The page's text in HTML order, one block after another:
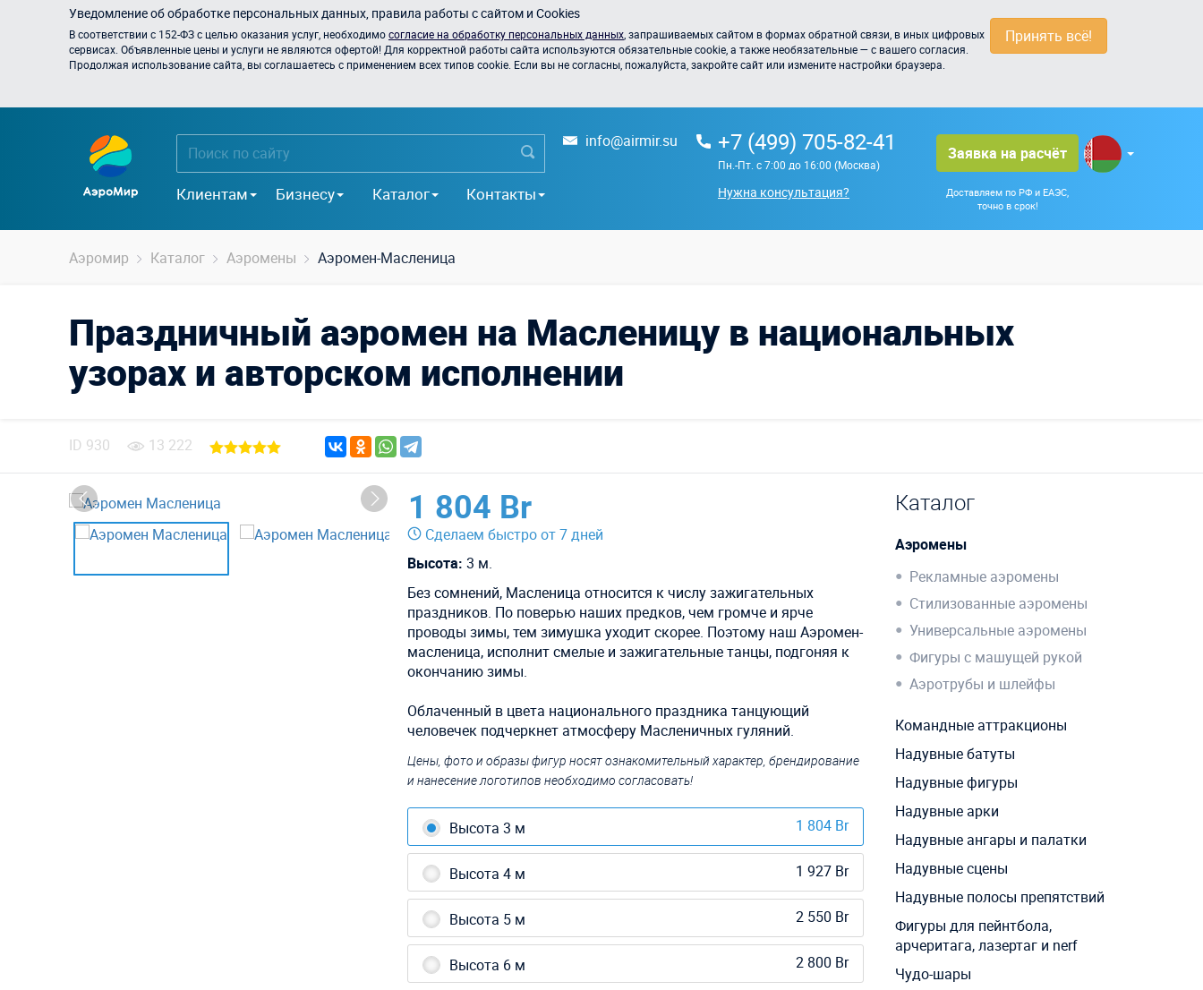
Принять всё!
Уведомление об обработке персональных данных, правила работы с сайтом и Cookies
В соответствии с 152-ФЗ с целью оказания услуг, необходимосогласие на обработку персональных данных , запрашиваемых сайтом в формах обратной связи, в иных цифровых
сервисах. Объявленные цены и услуги не являются офертой! Для корректной работы сайта используются обязательные cookie, а также необязательные — с вашего согласия.
Продолжая использование сайта, вы соглашаетесь с применением всех типов cookie. Если вы не согласны, пожалуйста, закройте сайт или измените настройки браузера.
Клиентам Бизнесу Каталог Контакты
info@airmir.su +7 (499) 705-82-41
Пн.-Пт. с 7:00 до 16:00 (Москва)
Нужна консультация?
Заявка на расчёт
Доставляем по РФ и ЕАЭС,
точно в срок!
Аэромир Каталог Аэромены Аэромен-Масленица
Праздничный аэромен на Масленицу в национальных
узорах и авторском исполнении
ID 930 13 222
1 804 Br
Сделаем быстро от 7 дней
Высота: 3 м.
Без сомнений, Масленица относится к числу зажигательных
праздников. По поверью наших предков, чем громче и ярче
проводы зимы, тем зимушка уходит скорее. Поэтому наш Аэромен-
масленица, исполнит смелые и зажигательные танцы, подгоняя к
окончанию зимы.
Облаченный в цвета национального праздника танцующий
человечек подчеркнет атмосферу Масленичных гуляний.
Цены, фото и образы фигур носят ознакомительный характер, брендирование
и нанесение логотипов необходимо согласовать!
Высота 3 м 1 804 Br
Высота 4 м 1 927 Br
Высота 5 м 2 550 Br
Высота 6 м 2 800 Br
Каталог
Аэромены
Рекламные аэромены
Стилизованные аэромены
Универсальные аэромены
Фигуры с машущей рукой
Аэротрубы и шлейфы
Командные аттракционы
Надувные батуты
Надувные фигуры
Надувные арки
Надувные ангары и палатки
Надувные сцены
Надувные полосы препятствий
Фигуры для пейнтбола,
арчеритага, лазертаг и nerf
Чудо-шары